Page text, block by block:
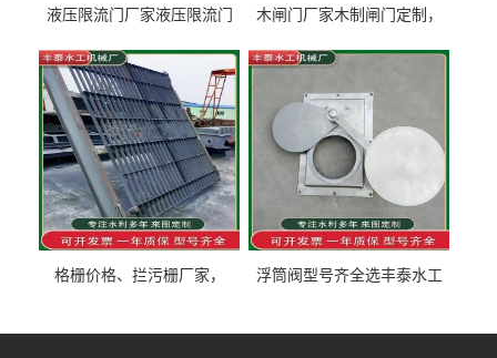
液压限流门厂家液压限流门
泰制造
木闸门厂家木制闸门定制，
型号齐全
格栅价格、拦污栅厂家，
浮筒阀型号齐全选丰泰水工
道水库电站污水处理钢制闸